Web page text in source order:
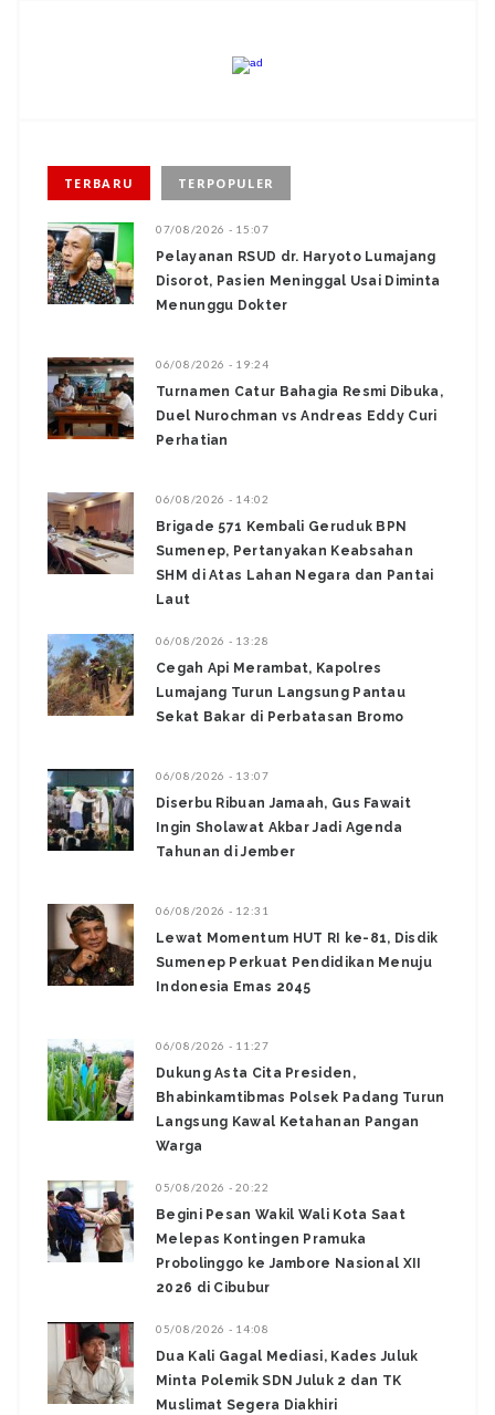
TERBARU TERPOPULER
07/08/2026 - 15:07
Pelayanan RSUD dr. Haryoto Lumajang
Disorot, Pasien Meninggal Usai Diminta
Menunggu Dokter
06/08/2026 - 19:24
Turnamen Catur Bahagia Resmi Dibuka,
Duel Nurochman vs Andreas Eddy Curi
Perhatian
06/08/2026 - 14:02
Brigade 571 Kembali Geruduk BPN
Sumenep, Pertanyakan Keabsahan
SHM di Atas Lahan Negara dan Pantai
Laut
06/08/2026 - 13:28
‎Cegah Api Merambat, Kapolres
Lumajang Turun Langsung Pantau
Sekat Bakar di Perbatasan Bromo ‎
06/08/2026 - 13:07
Diserbu Ribuan Jamaah, Gus Fawait
Ingin Sholawat Akbar Jadi Agenda
Tahunan di Jember
06/08/2026 - 12:31
Lewat Momentum HUT RI ke-81, Disdik
Sumenep Perkuat Pendidikan Menuju
Indonesia Emas 2045
06/08/2026 - 11:27
Dukung Asta Cita Presiden,
Bhabinkamtibmas Polsek Padang Turun
Langsung Kawal Ketahanan Pangan
Warga
05/08/2026 - 20:22
Begini Pesan Wakil Wali Kota Saat
Melepas Kontingen Pramuka
Probolinggo ke Jambore Nasional XII
2026 di Cibubur
05/08/2026 - 14:08
Dua Kali Gagal Mediasi, Kades Juluk
Minta Polemik SDN Juluk 2 dan TK
Muslimat Segera Diakhiri